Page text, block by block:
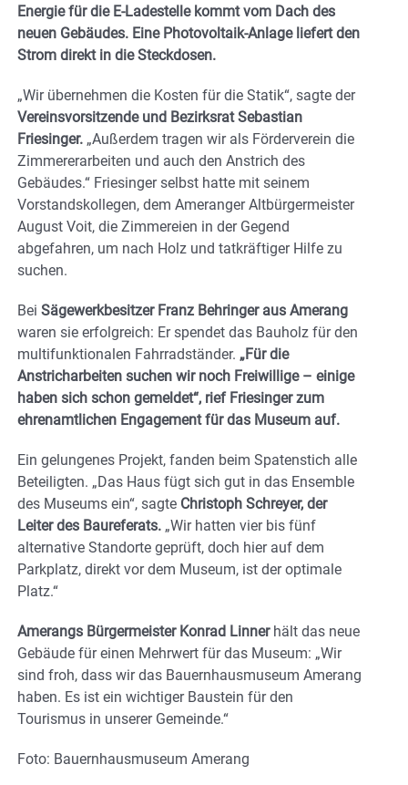
Energie für die E-Ladestelle kommt vom Dach des
neuen Gebäudes. Eine Photovoltaik-Anlage liefert den
Strom direkt in die Steckdosen.
„Wir übernehmen die Kosten für die Statik“, sagte der
Vereinsvorsitzende und Bezirksrat Sebastian
Friesinger. „Außerdem tragen wir als Förderverein die
Zimmererarbeiten und auch den Anstrich des
Gebäudes.“ Friesinger selbst hatte mit seinem
Vorstandskollegen, dem Ameranger Altbürgermeister
August Voit, die Zimmereien in der Gegend
abgefahren, um nach Holz und tatkräftiger Hilfe zu
suchen.
Bei Sägewerkbesitzer Franz Behringer aus Amerang
waren sie erfolgreich: Er spendet das Bauholz für den
multifunktionalen Fahrradständer. „Für die
Anstricharbeiten suchen wir noch Freiwillige – einige
haben sich schon gemeldet“, rief Friesinger zum
ehrenamtlichen Engagement für das Museum auf.
Ein gelungenes Projekt, fanden beim Spatenstich alle
Beteiligten. „Das Haus fügt sich gut in das Ensemble
des Museums ein“, sagte Christoph Schreyer, der
Leiter des Baureferats. „Wir hatten vier bis fünf
alternative Standorte geprüft, doch hier auf dem
Parkplatz, direkt vor dem Museum, ist der optimale
Platz.“
Amerangs Bürgermeister Konrad Linnerhält das neue
Gebäude für einen Mehrwert für das Museum: „Wir
sind froh, dass wir das Bauernhausmuseum Amerang
haben. Es ist ein wichtiger Baustein für den
Tourismus in unserer Gemeinde.“
Foto: Bauernhausmuseum Amerang